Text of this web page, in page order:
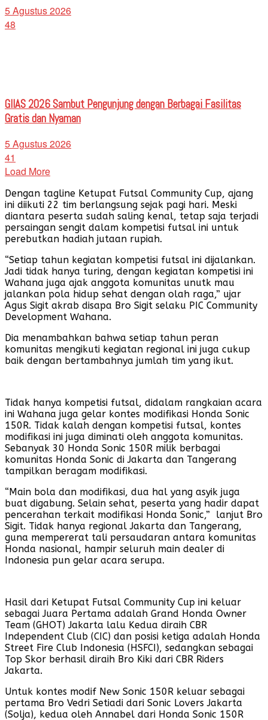
5 Agustus 2026
48
GIIAS 2026 Sambut Pengunjung dengan Berbagai Fasilitas
Gratis dan Nyaman
5 Agustus 2026
41
Load More
Dengan tagline Ketupat Futsal Community Cup, ajang
ini diikuti 22 tim berlangsung sejak pagi hari. Meski
diantara peserta sudah saling kenal, tetap saja terjadi
persaingan sengit dalam kompetisi futsal ini untuk
perebutkan hadiah jutaan rupiah.
“Setiap tahun kegiatan kompetisi futsal ini dijalankan.
Jadi tidak hanya turing, dengan kegiatan kompetisi ini
Wahana juga ajak anggota komunitas unutk mau
jalankan pola hidup sehat dengan olah raga,” ujar
Agus Sigit akrab disapa Bro Sigit selaku PIC Community
Development Wahana.
Dia menambahkan bahwa setiap tahun peran
komunitas mengikuti kegiatan regional ini juga cukup
baik dengan bertambahnya jumlah tim yang ikut.
Tidak hanya kompetisi futsal, didalam rangkaian acara
ini Wahana juga gelar kontes modifikasi Honda Sonic
150R. Tidak kalah dengan kompetisi futsal, kontes
modifikasi ini juga diminati oleh anggota komunitas.
Sebanyak 30 Honda Sonic 150R milik berbagai
komunitas Honda Sonic di Jakarta dan Tangerang
tampilkan beragam modifikasi.
“Main bola dan modifikasi, dua hal yang asyik juga
buat digabung. Selain sehat, peserta yang hadir dapat
pencerahan terkait modifikasi Honda Sonic,” lanjut Bro
Sigit. Tidak hanya regional Jakarta dan Tangerang,
guna mempererat tali persaudaran antara komunitas
Honda nasional, hampir seluruh main dealer di
Indonesia pun gelar acara serupa.
Hasil dari Ketupat Futsal Community Cup ini keluar
sebagai Juara Pertama adalah Grand Honda Owner
Team (GHOT) Jakarta lalu Kedua diraih CBR
Independent Club (CIC) dan posisi ketiga adalah Honda
Street Fire Club Indonesia (HSFCI), sedangkan sebagai
Top Skor berhasil diraih Bro Kiki dari CBR Riders
Jakarta.
Untuk kontes modif New Sonic 150R keluar sebagai
pertama Bro Vedri Setiadi dari Sonic Lovers Jakarta
(Solja), kedua oleh Annabel dari Honda Sonic 150R